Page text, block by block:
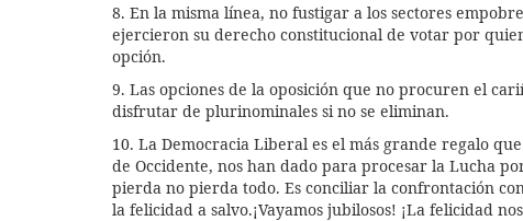
8. En la misma línea, no fustigar a los sectores
ejercieron su derecho constitucional de votar por
opción.
9. Las opciones de la oposición que no procuren el
disfrutar de plurinominales si no se eliminan.
10. La Democracia Liberal es el más grande regalo
de Occidente, nos han dado para procesar la Lucha
pierda no pierda todo. Es conciliar la confrontación
la felicidad a salvo.¡Vayamos jubilosos! ¡La felicidad